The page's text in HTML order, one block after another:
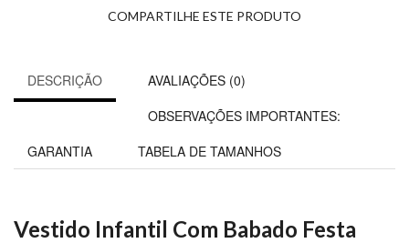
COMPARTILHE ESTE PRODUTO
DESCRIÇÃO
AVALIAÇÕES (0)
OBSERVAÇÕES IMPORTANTES:
GARANTIA
TABELA DE TAMANHOS
Vestido Infantil Com Babado Festa